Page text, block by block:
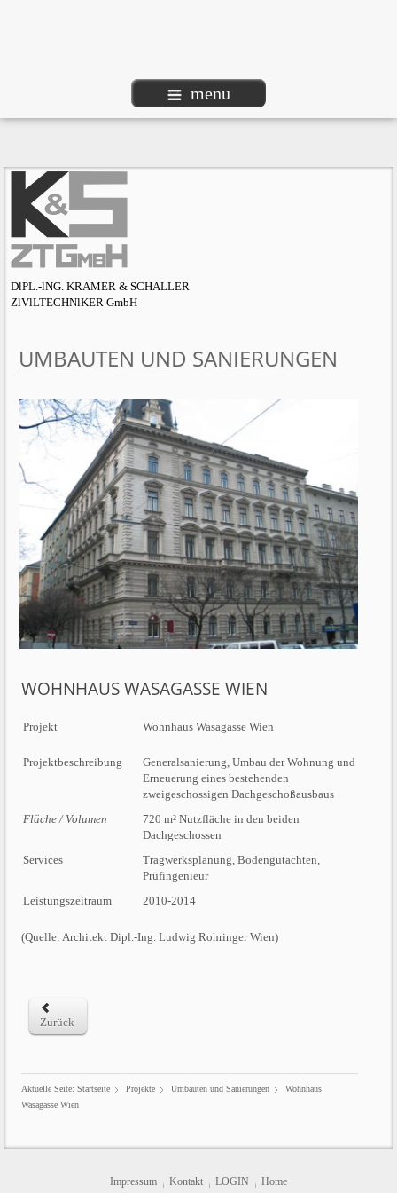
menu
DlPL.-lNG. KRAMER & SCHALLER
ZlVlLTECHNlKER GmbH
UMBAUTEN UND SANIERUNGEN
WOHNHAUS WASAGASSE WIEN
Projekt Wohnhaus Wasagasse Wien
Projektbeschreibung
Generalsanierung, Umbau der Wohnung und
Erneuerung eines bestehenden
zweigeschossigen Dachgeschoßausbaus
Fläche / Volumen
720 m² Nutzfläche in den beiden
Dachgeschossen
Services
Tragwerksplanung, Bodengutachten,
Prüfingenieur
Leistungszeitraum
2010-2014
(Quelle: Architekt Dipl.-Ing. Ludwig Rohringer Wien)
Zurück
Aktuelle Seite:Startseite Projekte Umbauten und Sanierungen
Wohnhaus
Wasagasse Wien
Impressum Kontakt LOGIN Home